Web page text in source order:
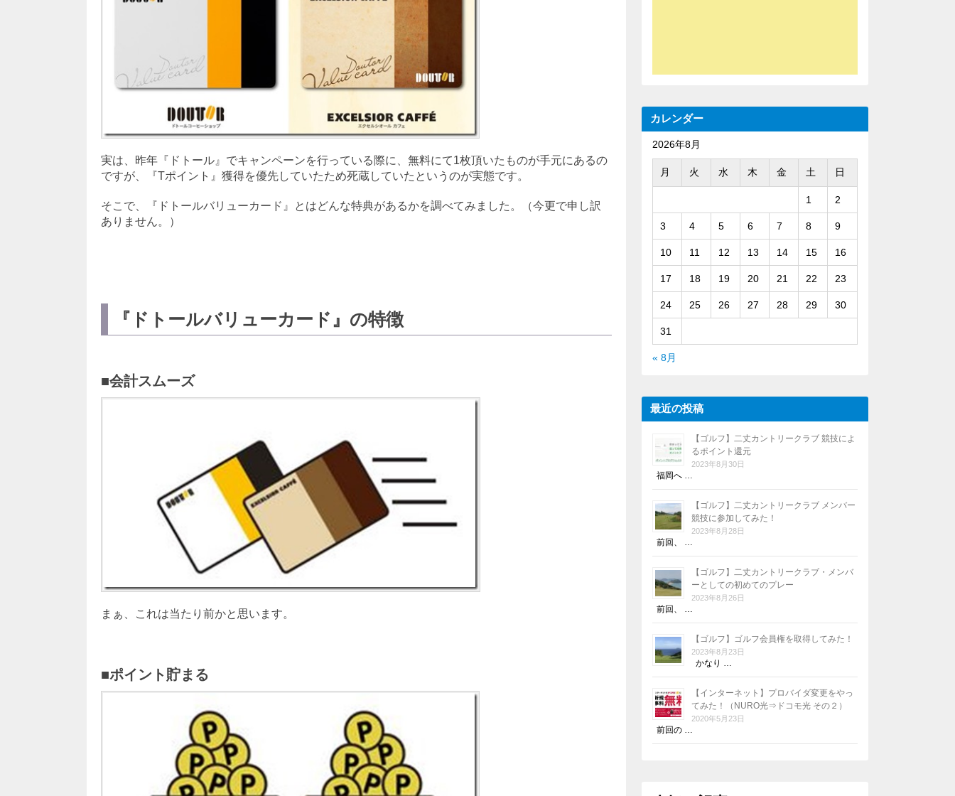
実は、昨年『ドトール』でキャンペーンを行っている際に、無料にて1枚頂いたものが手元にあるの
ですが、『Tポイント』獲得を優先していたため死蔵していたというのが実態です。
そこで、『ドトールバリューカード』とはどんな特典があるかを調べてみました。（今更で申し訳
ありません。）
『ドトールバリューカード』の特徴
■会計スムーズ
まぁ、これは当たり前かと思います。
■ポイント貯まる
カレンダー
2026年8月
月 火 水 木 金 土 日
1 2
3 4 5 6 7 8 9
10 11 12 13 14 15 16
17 18 19 20 21 22 23
24 25 26 27 28 29 30
31
« 8月
最近の投稿
【ゴルフ】二丈カントリークラブ 競技によ
るポイント還元
2023年8月30日
福岡へ …
【ゴルフ】二丈カントリークラブ メンバー
競技に参加してみた！
2023年8月28日
前回、 …
【ゴルフ】二丈カントリークラブ・メンバ
ーとしての初めてのプレー
2023年8月26日
前回、 …
【ゴルフ】ゴルフ会員権を取得してみた！
2023年8月23日
かなり …
【インターネット】プロバイダ変更をやっ
てみた！（NURO光⇒ドコモ光 その２）
2020年5月23日
前回の …